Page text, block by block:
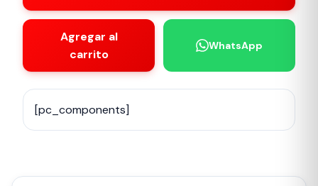
Agregar al
carrito
WhatsApp
[pc_components]